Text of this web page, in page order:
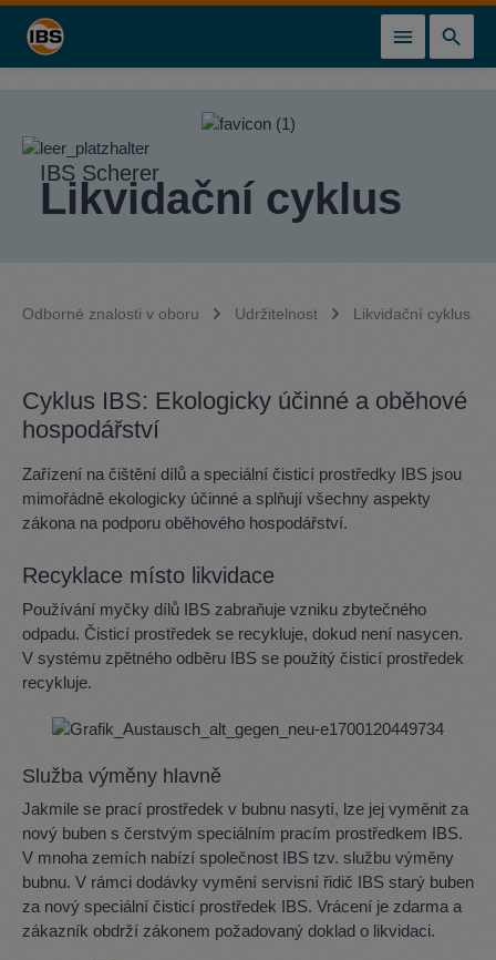
obsah
IBS Scherer
Likvidační cyklus
Odborné znalosti v oboru Udržitelnost Likvidační cyklus
Cyklus IBS: Ekologicky účinné a oběhové
hospodářství
Zařízení na čištění dílů a speciální čisticí prostředky IBS jsou
mimořádně ekologicky účinné a splňují všechny aspekty
zákona na podporu oběhového hospodářství.
Recyklace místo likvidace
Používání myčky dílů IBS zabraňuje vzniku zbytečného
odpadu. Čisticí prostředek se recykluje, dokud není nasycen.
V systému zpětného odběru IBS se použitý čisticí prostředek
recykluje.
Služba výměny hlavně
Jakmile se prací prostředek v bubnu nasytí, lze jej vyměnit za
nový buben s čerstvým speciálním pracím prostředkem IBS.
V mnoha zemích nabízí společnost IBS tzv. službu výměny
bubnu. V rámci dodávky vymění servisní řidič IBS starý buben
za nový speciální čisticí prostředek IBS. Vrácení je zdarma a
zákazník obdrží zákonem požadovaný doklad o likvidaci.